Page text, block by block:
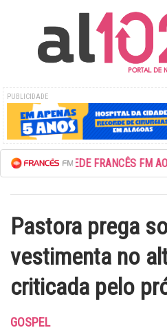
PUBLICIDADE
ESCUTE A REDE FRANCÊS FM AO
Pastora prega
vestimenta no
criticada pelo
GOSPEL